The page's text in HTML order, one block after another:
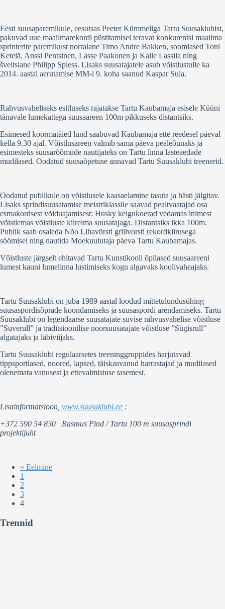
Eesti suusaparemikule, eesotsas Peeter Kümmeliga Tartu Suusaklubist,
pakuvad uue maailmarekordi püstitamisel teravat konkurentsi maailma
sprinterite paremikust norralane Timo Andre Bakken, soomlased Toni
Ketelä, Anssi Pentsinen, Lasse Paakonen ja Kalle Lassila ning
šveitslane Philipp Spiess. Lisaks suusatajatele asub võistlustulle ka
2014. aastal aerutamise MM-l 9. koha saanud Kaspar Sula.
Rahvusvaheliseks esitluseks rajatakse Tartu Kaubamaja esisele Küüni
tänavale lumekattega suusaareen 100m pikkuseks distantsiks.
Esimesed koormatäied lund saabuvad Kaubamaja ette reedesel päeval
kella 9.30 ajal. Võistlusareen valmib sama päeva pealeõunaks ja
esimesteks suusarõõmude nautijateks on Tartu linna lasteaedade
mudilased. Oodatud suusaõpetuse annavad Tartu Suusaklubi treenerid.
Oodatud publikule on võistlusele kaasaelamine tasuta ja hästi jälgitav.
Lisaks sprindisuusatamise meistriklassile saavad pealtvaatajad osa
esmakordsest võiduajamisest: Husky kelgukoerad vedamas inimest
võistlemas võistluste kiireima suusatajaga. Distantsiks ikka 100m.
Publik saab osaleda Nõo Lihavürsti grillvorsti rekordkiirusega
söömisel ning nautida Moekuulutaja päeva Tartu Kaubamajas.
Võistluste järgselt ehitavad Tartu Kunstikooli õpilased suusaareeni
lumest kauni lumelinna lustimiseks kogu algavaks koolivaheajaks.
Tartu Suusaklubi on juba 1989 aastal loodud mittetulundusühing
suusaspordisõprade koondamiseks ja suusaspordi arendamiseks. Tartu
Suusaklubi on legendaarse suusatajate suvise rahvusvahelise võistluse
”Suverull” ja traditsioonilise noorsuusatajate võistluse ”Sügisrull”
algatajaks ja läbiviijaks.
Tartu Suusaklubi regulaarsetes treeninggruppides harjutavad
tippsportlased, noored, lapsed, täiskasvanud harrastajad ja mudilased
olenemata vanusest ja ettevalmistuse tasemest.
Lisainformatsioon, www.suusaklubi.ee :
+372 590 54 830 Rasmus Pind / Tartu 100 m suusasprindi
projektijuht
« Eelmine
1
2
3
4
Trennid